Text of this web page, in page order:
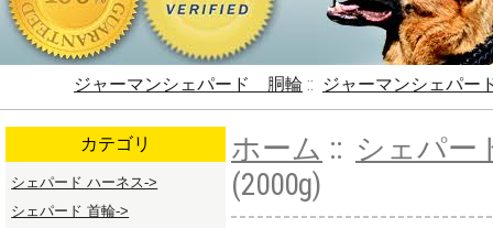
ジャーマンシェパード 胴輪 :: ジャーマンシェパ
カテゴリ
シェパード ハーネス->
シェパード 首輪->
ホーム :: シェパ
(2000g)